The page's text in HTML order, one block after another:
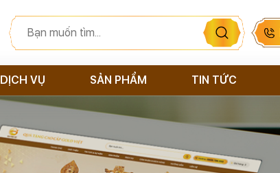
DỊCH VỤ SẢN PHẨM TIN TỨC